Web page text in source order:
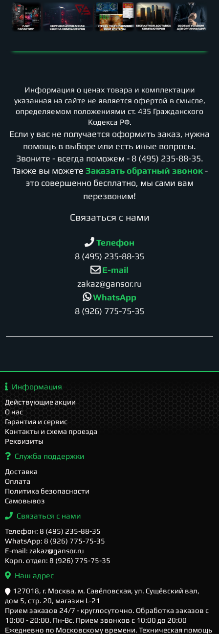
Информация о ценах товара и комплектации
указанная на сайте не является офертой в смысле,
определяемом положениями ст. 435 Гражданского
Кодекса РФ.
Если у вас не получается оформить заказ, нужна
помощь в выборе или есть иные вопросы.
Звоните - всегда поможем - 8 (495) 235-88-35.
Также вы можете Заказать обратный звонок -
это совершенно бесплатно, мы сами вам
перезвоним!
Cвязаться с нами
Телефон
8 (495) 235-88-35
E-mail
zakaz@gansor.ru
WhatsApp
8 (926) 775-75-35
Информация
Действующие акции
О нас
Гарантия и сервис
Контакты и схема проезда
Реквизиты
Служба поддержки
Доставка
Оплата
Политика безопасности
Самовывоз
Связаться с нами
Телефон: 8 (495) 235-88-35
WhatsApp: 8 (926) 775-75-35
E-mail: zakaz@gansor.ru
Корп. отдел: 8 (926) 775-75-35
Наш адрес
127018, г. Москва, м. Савёловская, ул. Сущёвский вал,
дом 5, стр. 20, магазин L-21
Прием заказов 24/7 - круглосуточно. Обработка заказов с
10:00 - 20:00. Пн-Вс. Прием звонков с 10:00 до 20:00
Ежедневно по Московскому времени. Техническая помощь